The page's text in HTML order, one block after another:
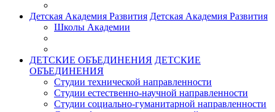
Детская Академия Развития Детская Академия Развития
Школы Академии
ДЕТСКИЕ ОБЪЕДИНЕНИЯ ДЕТСКИЕ
ОБЪЕДИНЕНИЯ
Студии технической направленности
Студии естественно-научной направленности
Студии социально-гуманитарной направленности